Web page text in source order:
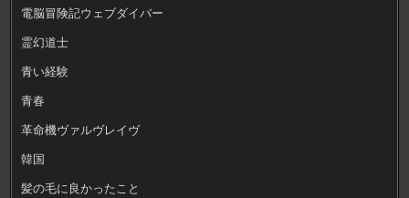
電脳冒険記ウェブダイバー
霊幻道士
青い経験
青春
革命機ヴァルヴレイヴ
韓国
髪の毛に良かったこと